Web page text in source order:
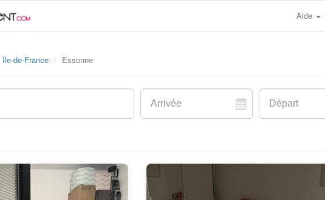
Aide
Île-de-France Essonne